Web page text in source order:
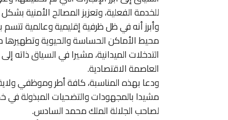
للخدمة الفعلية، وتعزيز المصالح الأمنية
وأبرز أنه في ظل ظرفية إقليمية وعالمية
محيط الأماكن الحساسة والحيوية
التدخلات الميدانية، مشيرا في السياق ذاته
العاصمة الاقتصادية.
ودعا بهذه المناسبة، كافة أطر وموظفي
مشيدا بالمجهودات والتضحيات المبذولة في
لصاحب الجلالة الملك محمد السادس.